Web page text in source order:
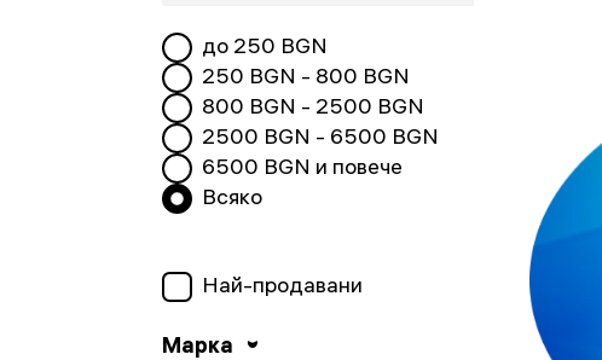
до 250 BGN
250 BGN - 800 BGN
800 BGN - 2500 BGN
2500 BGN - 6500 BGN
6500 BGN и повече
Всяко
Най-продавани
Марка